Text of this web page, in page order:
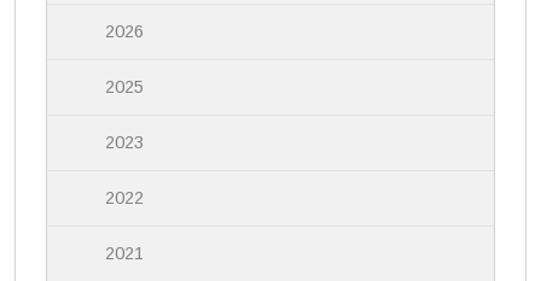
2026
2025
2023
2022
2021